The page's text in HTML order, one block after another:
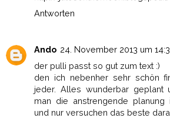
Antworten
Ando 24. November 2013 um
der pulli passt so gut zum text :)
den ich nebenher sehr schön
jeder. Alles wunderbar geplant
man die anstrengende
und nur versuchen das beste